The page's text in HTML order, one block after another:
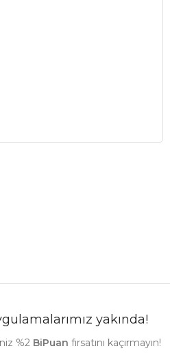
yakında!
%2 BiPuan fırsatını kaçırmayın!